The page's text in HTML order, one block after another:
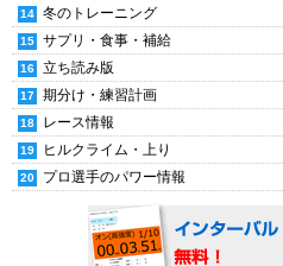
冬のトレーニング
サプリ・食事・補給
立ち読み版
期分け・練習計画
レース情報
ヒルクライム・上り
プロ選手のパワー情報